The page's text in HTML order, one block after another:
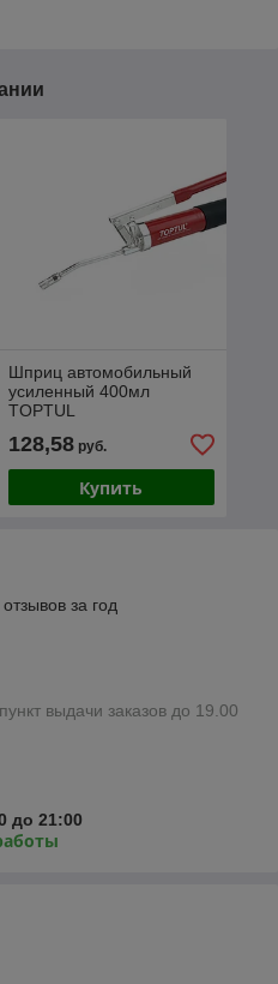
Шприц автомобильный
усиленный 400мл
TOPTUL
(двухступенчатое сжатие)
128,58руб.
Купить
за год
выдачи заказов до 19.00
до 21:00